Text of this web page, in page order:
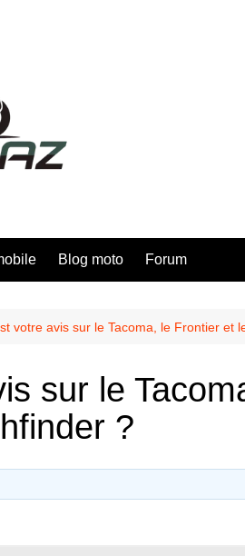
Blog moto Forum
votre avis sur le Tacoma, le Frontier et
sur le
?